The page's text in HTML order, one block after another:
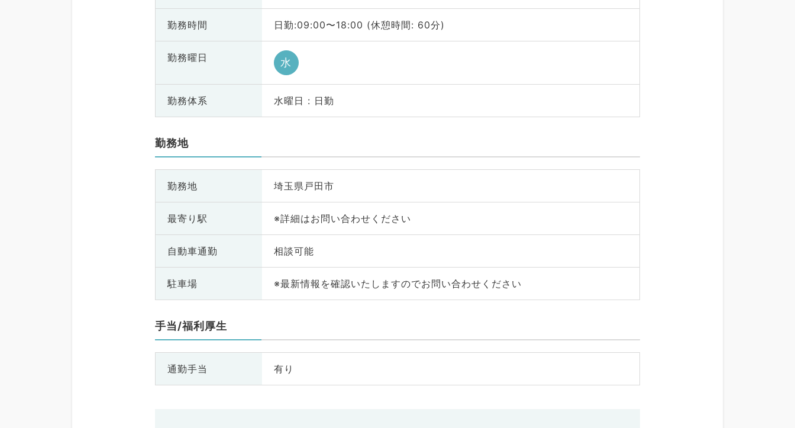
勤務時間 日勤:09:00〜18:00 (休憩時間: 60分)
勤務曜日 水
勤務体系 水曜日 : 日勤
勤務地
勤務地 埼玉県戸田市
最寄り駅 ※詳細はお問い合わせください
自動車通勤 相談可能
駐車場 ※最新情報を確認いたしますのでお問い合わせください
手当/福利厚生
通勤手当 有り